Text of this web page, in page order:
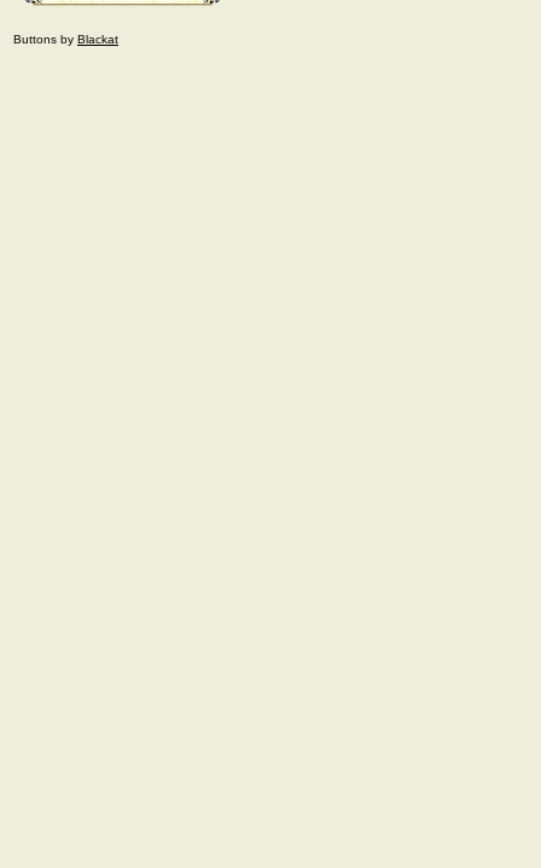
Buttons by Blackat